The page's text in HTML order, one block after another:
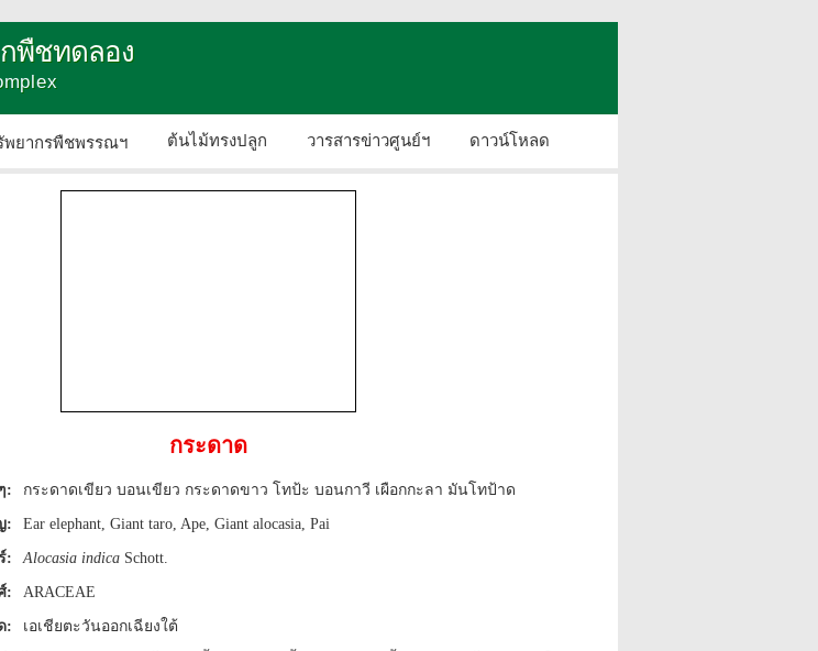
พืชทดลอง
พยากรพืชพรรณฯ ต้นไม้ทรงปลูก วารสารข่าวศูนย์ฯ ดาวน์โหลด
ติดต่อเรา
กระดาด
: กระดาดเขียว บอนเขียว กระดาดขาว โทป้ะ บอนกาวี เผือกกะลา มันโทป้าด
: Ear elephant, Giant taro, Ape, Giant alocasia, Pai
: Alocasia indica Schott.
: ARACEAE
: เอเชียตะวันออกเฉียงใต้